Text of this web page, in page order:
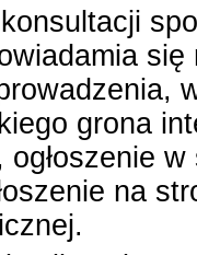
grona
ogłoszenie
na